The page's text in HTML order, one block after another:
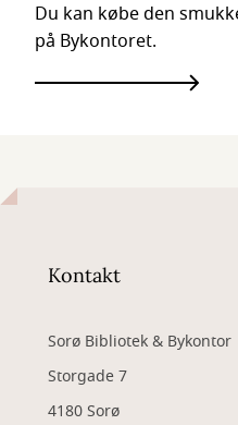
Du kan købe den
på Bykontoret.
Kontakt
Sorø Bibliotek & Bykontor
Storgade 7
4180 Sorø